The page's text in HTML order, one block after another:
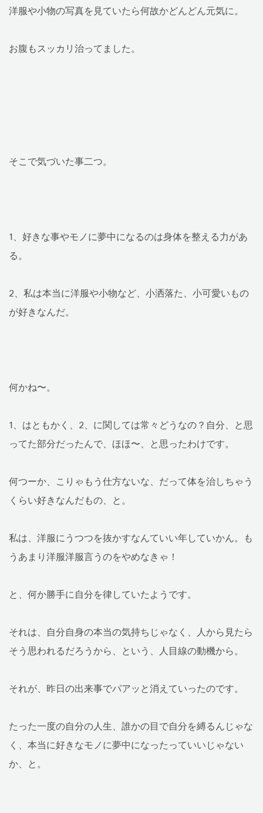
洋服や小物の写真を見ていたら何故かどんどん元気に。
お腹もスッカリ治ってました。
そこで気づいた事二つ。
1、好きな事やモノに夢中になるのは身体を整える力があ
る。
2、私は本当に洋服や小物など、小洒落た、小可愛いもの
が好きなんだ。
何かね〜。
1、はともかく、2、に関しては常々どうなの？自分、と思
ってた部分だったんで、ほほ〜、と思ったわけです。
何つーか、こりゃもう仕方ないな、だって体を治しちゃう
くらい好きなんだもの、と。
私は、洋服にうつつを抜かすなんていい年していかん。も
うあまり洋服洋服言うのをやめなきゃ！
と、何か勝手に自分を律していたようです。
それは、自分自身の本当の気持ちじゃなく、人から見たら
そう思われるだろうから、という、人目線の動機から。
それが、昨日の出来事でパアッと消えていったのです。
たった一度の自分の人生、誰かの目で自分を縛るんじゃな
く、本当に好きなモノに夢中になったっていいじゃない
か、と。